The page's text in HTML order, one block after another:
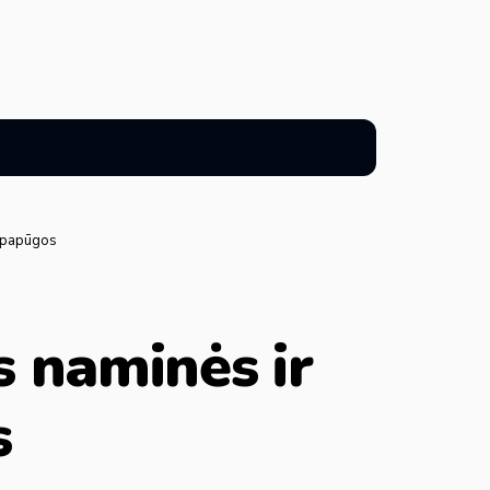
naminės ir